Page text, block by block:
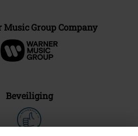
Music Group Company
Beveiliging